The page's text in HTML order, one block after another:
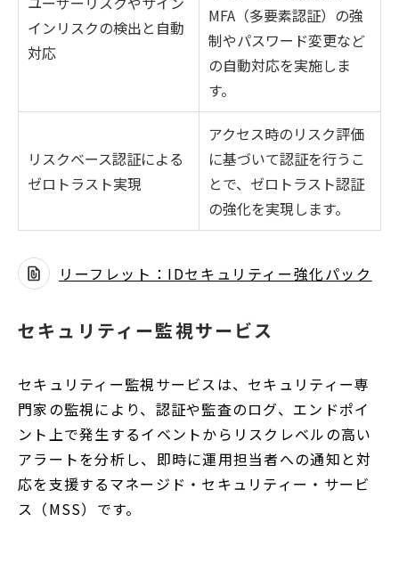
インリスクの検出と自動
対応
MFA（多要素認証）の強
制やパスワード変更など
の自動対応を実施しま
す。
リスクベース認証による
ゼロトラスト実現
アクセス時のリスク評価
に基づいて認証を行うこ
とで、ゼロトラスト認証
の強化を実現します。
リーフレット：IDセキュリティー強化パック
別
セキュリティー監視サービス
セキュリティー監視サービスは、セキュリティー専
門家の監視により、認証や監査のログ、エンドポイ
ント上で発生するイベントからリスクレベルの高い
アラートを分析し、即時に運用担当者への通知と対
応を支援するマネージド・セキュリティー・サービ
ス（MSS）です。